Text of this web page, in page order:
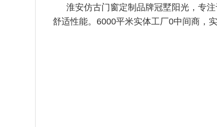
淮安仿古门窗定制品牌冠墅阳光，专
舒适性能。6000平米实体工厂0中间商，